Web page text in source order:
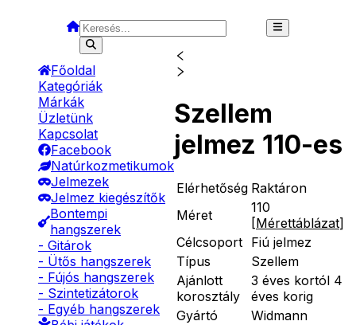
Főoldal
Kategóriák
Márkák
Üzletünk
Kapcsolat
Facebook
Natúrkozmetikumok
Jelmezek
Jelmez kiegészítők
Bontempi
hangszerek
- Gitárok
- Ütős hangszerek
- Fújós hangszerek
- Szintetizátorok
- Egyéb hangszerek
Szellem
jelmez 110-es
Elérhetőség Raktáron
Méret
110
[Mérettáblázat]
Célcsoport Fiú jelmez
Típus
Szellem
Ajánlott
korosztály
3 éves kortól 4
éves korig
Gyártó
Widmann